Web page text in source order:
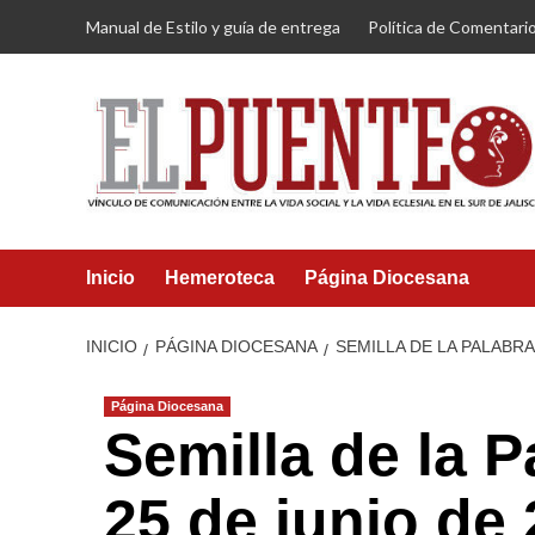
Manual de Estilo y guía de entrega Política de
Inicio Hemeroteca Página Diocesana
INICIO PÁGINA DIOCESANA SEMILLA DE LA
Página Diocesana
Semilla de la
25 de junio de